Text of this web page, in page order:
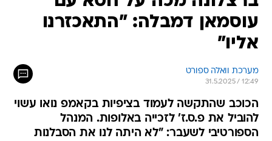
עוסמאן דמבלה: "התאכזרנו
אליו"
מערכת וואלה ספורט
31.5.2025 / 12:49
הכוכב שהתקשה לעמוד בציפיות בקאמפ נואו עשוי
להוביל את פ.ס.ז' לזכייה באלופות. המנהל
הספורטיבי לשעבר: "לא היתה לנו את הסבלנות